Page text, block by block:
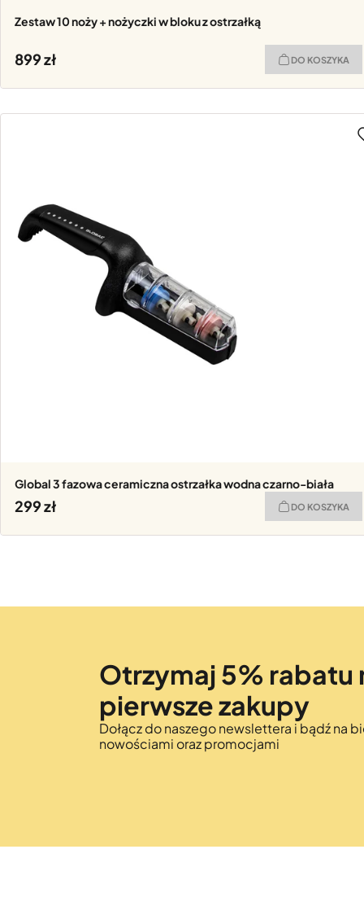
Zestaw 10 noży + nożyczki w bloku z ostrzałką
899 DO KOSZYKA
Global 3 fazowa ceramiczna ostrzałka wodna czarno-biała
299 DO KOSZYKA
Otrzymaj 5% rabatu
pierwsze zakupy
Dołącz do naszego newslettera i bądź na
nowościami oraz promocjami